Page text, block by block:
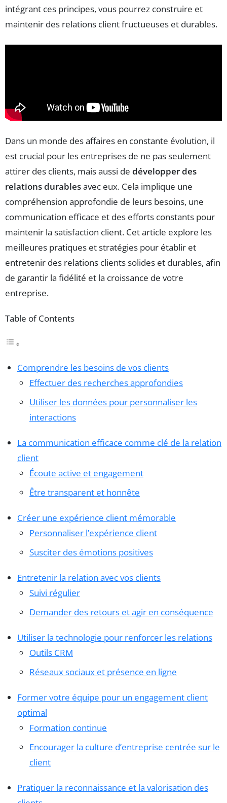
intégrant ces principes, vous pourrez construire et
maintenir des relations client fructueuses et durables.
Dans un monde des affaires en constante évolution, il
est crucial pour les entreprises de ne pas seulement
attirer des clients, mais aussi de développer des
relations durablesavec eux. Cela implique une
compréhension approfondie de leurs besoins, une
communication efficace et des efforts constants pour
maintenir la satisfaction client. Cet article explore les
meilleures pratiques et stratégies pour établir et
entretenir des relations clients solides et durables, afin
de garantir la fidélité et la croissance de votre
entreprise.
Table of Contents
Comprendre les besoins de vos clients
Effectuer des recherches approfondies
Utiliser les données pour personnaliser les
interactions
La communication efficace comme clé de la relation
client
Écoute active et engagement
Être transparent et honnête
Créer une expérience client mémorable
Personnaliser l’expérience client
Susciter des émotions positives
Entretenir la relation avec vos clients
Suivi régulier
Demander des retours et agir en conséquence
Utiliser la technologie pour renforcer les relations
Outils CRM
Réseaux sociaux et présence en ligne
Former votre équipe pour un engagement client
optimal
Formation continue
Encourager la culture d’entreprise centrée sur le
client
Pratiquer la reconnaissance et la valorisation des